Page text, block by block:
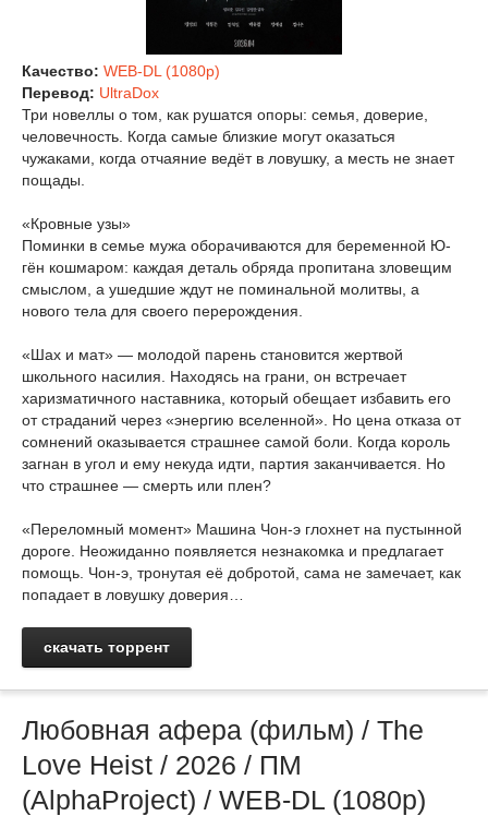
Качество: WEB-DL (1080p)
Перевод: UltraDox
Три новеллы о том, как рушатся опоры: семья, доверие,
человечность. Когда самые близкие могут оказаться
чужаками, когда отчаяние ведёт в ловушку, а месть не знает
пощады.
«Кровные узы»
Поминки в семье мужа оборачиваются для беременной Ю-
гён кошмаром: каждая деталь обряда пропитана зловещим
смыслом, а ушедшие ждут не поминальной молитвы, а
нового тела для своего перерождения.
«Шах и мат» — молодой парень становится жертвой
школьного насилия. Находясь на грани, он встречает
харизматичного наставника, который обещает избавить его
от страданий через «энергию вселенной». Но цена отказа от
сомнений оказывается страшнее самой боли. Когда король
загнан в угол и ему некуда идти, партия заканчивается. Но
что страшнее — смерть или плен?
«Переломный момент» Машина Чон-э глохнет на пустынной
дороге. Неожиданно появляется незнакомка и предлагает
помощь. Чон-э, тронутая её добротой, сама не замечает, как
попадает в ловушку доверия…
скачать торрент
Любовная афера (фильм) / The
Love Heist / 2026 / ПМ
(AlphaProject) / WEB-DL (1080р)